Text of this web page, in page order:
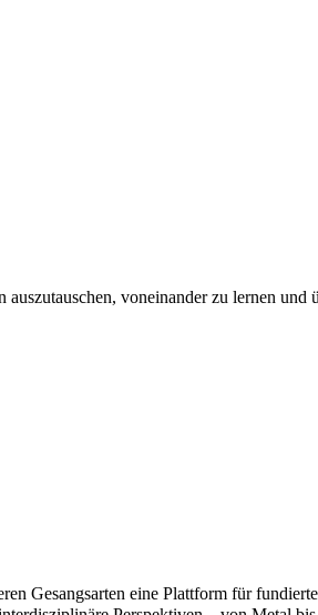
voneinander zu lernen und
Gesangsarten eine Plattform für